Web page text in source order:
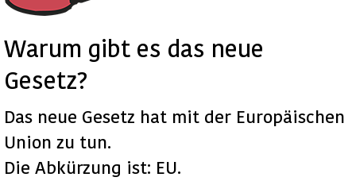
Warum gibt es das neue
Gesetz?
Das neue Gesetz hat mit der Europäischen
Union zu tun.
Die Abkürzung ist: EU.